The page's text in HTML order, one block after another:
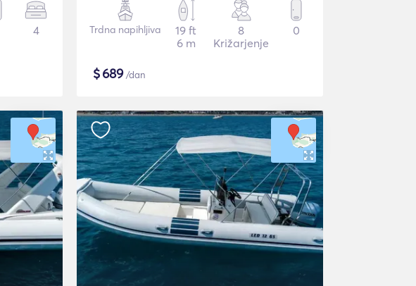
4 Trdna napihljiva
19 ft
6 m
8
Križarjenje
0
$689/dan